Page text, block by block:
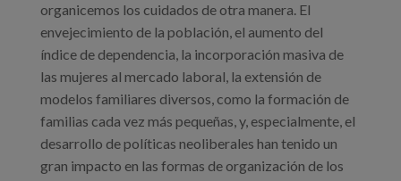
organicemos los cuidados de otra manera. El
envejecimiento de la población, el aumento del
índice de dependencia, la incorporación masiva de
las mujeres al mercado laboral, la extensión de
modelos familiares diversos, como la formación de
familias cada vez más pequeñas, y, especialmente, el
desarrollo de políticas neoliberales han tenido un
gran impacto en las formas de organización de los